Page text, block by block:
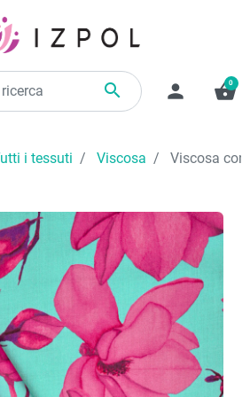
 person shopping_basket
0
i tessuti Viscosa Viscosa